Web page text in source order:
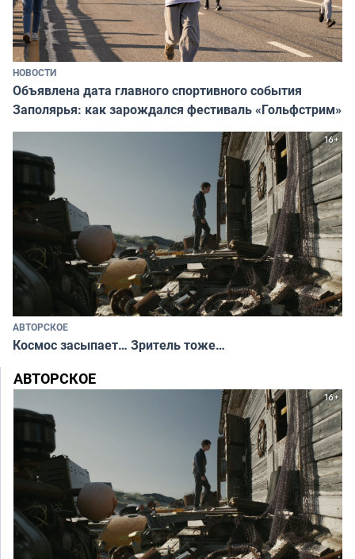
НОВОСТИ
Объявлена дата главного спортивного события
Заполярья: как зарождался фестиваль «Гольфстрим»
АВТОРСКОЕ
Космос засыпает… Зритель тоже…
АВТОРСКОЕ